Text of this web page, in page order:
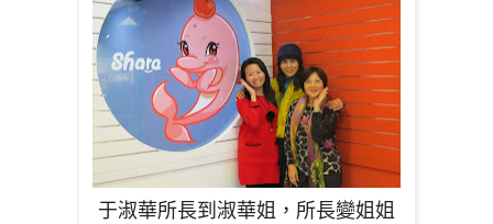
于淑華所長到淑華姐，所長變姐姐